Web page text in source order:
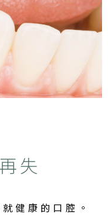
失
健康的口腔。